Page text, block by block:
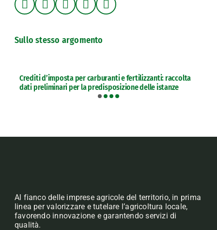
Sullo stesso argomento
Crediti d’imposta per carburanti e fertilizzanti: raccolta
dati preliminari per la predisposizione delle istanze
Al fianco delle imprese agricole del territorio, in prima
linea per valorizzare e tutelare l’agricoltura locale,
favorendo innovazione e garantendo servizi di
qualità.